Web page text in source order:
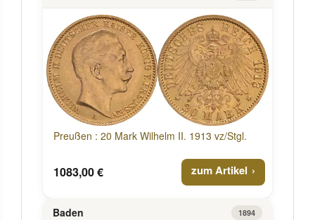
Preußen : 20 Mark Wilhelm II. 1913 vz/Stgl.
1083,00 € zum Artikel
Baden 1894